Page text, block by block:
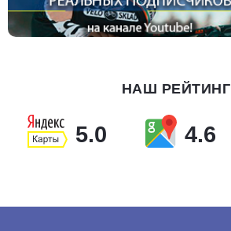
НАШ РЕЙТИНГ
5.0 4.6